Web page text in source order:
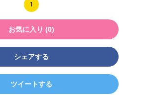
1
お気に入り (0)
シェアする
ツイートする